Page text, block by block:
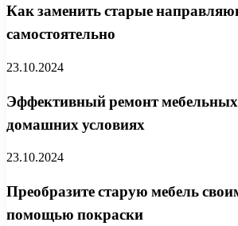
Как заменить старые
самостоятельно
23.10.2024
Эффективный ремонт мебельных
домашних условиях
23.10.2024
Преобразите старую мебель
помощью покраски